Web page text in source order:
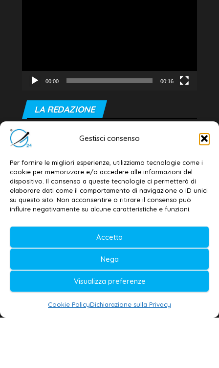
Gestisci consenso
Per fornire le migliori esperienze, utilizziamo tecnologie come i
cookie per memorizzare e/o accedere alle informazioni del
dispositivo. Il consenso a queste tecnologie ci permetterà di
elaborare dati come il comportamento di navigazione o ID unici
su questo sito. Non acconsentire o ritirare il consenso può
influire negativamente su alcune caratteristiche e funzioni.
Accetta
Nega
Visualizza preferenze
Cookie PolicyDichiarazione sulla Privacy
00:00 00:16
LA REDAZIONE
Editore e direttore responsabile:
Dott. Daniele G. Masciullo
Email: redazione@galatina24.it
Contatti –Disclaimer
Privacy policy –Cookie policy
Testata iscritta al n. 11/2020 Registro della
Stampa Tribunale di Lecce
Editore e direttore responsabile:
Daniele G. Masciullo